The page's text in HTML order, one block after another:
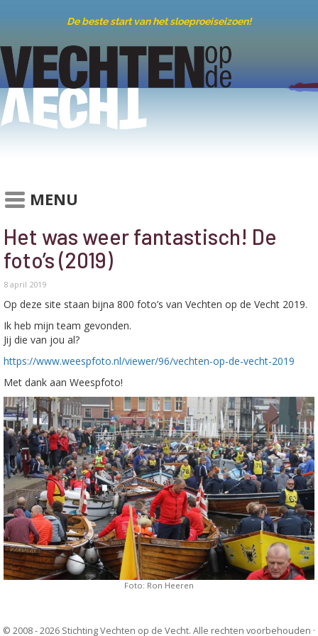
De beste start van het sloeproeiseizoen!
MENU
Het was weer fantastisch! De
foto’s (2019)
8 april 2019
Op deze site staan bijna 800 foto’s van Vechten op de Vecht 2019.
Ik heb mijn team gevonden.
Jij die van jou al?
https://www.weespfoto.nl/viewer/96/vechten-op-de-vecht-2019
Met dank aan Weespfoto!
Foto: Ron Heeren
© 2008 - 2026 Stichting Vechten op de Vecht. Alle rechten voorbehouden ·